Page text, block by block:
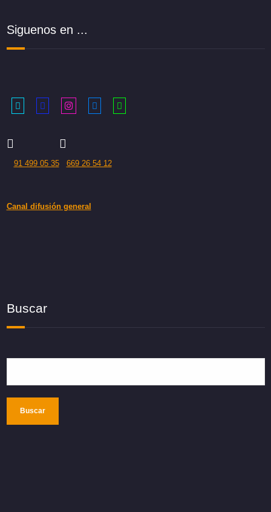
Siguenos en ...
91 499 05 35 669 26 54 12
Canal difusión general
Buscar
Buscar